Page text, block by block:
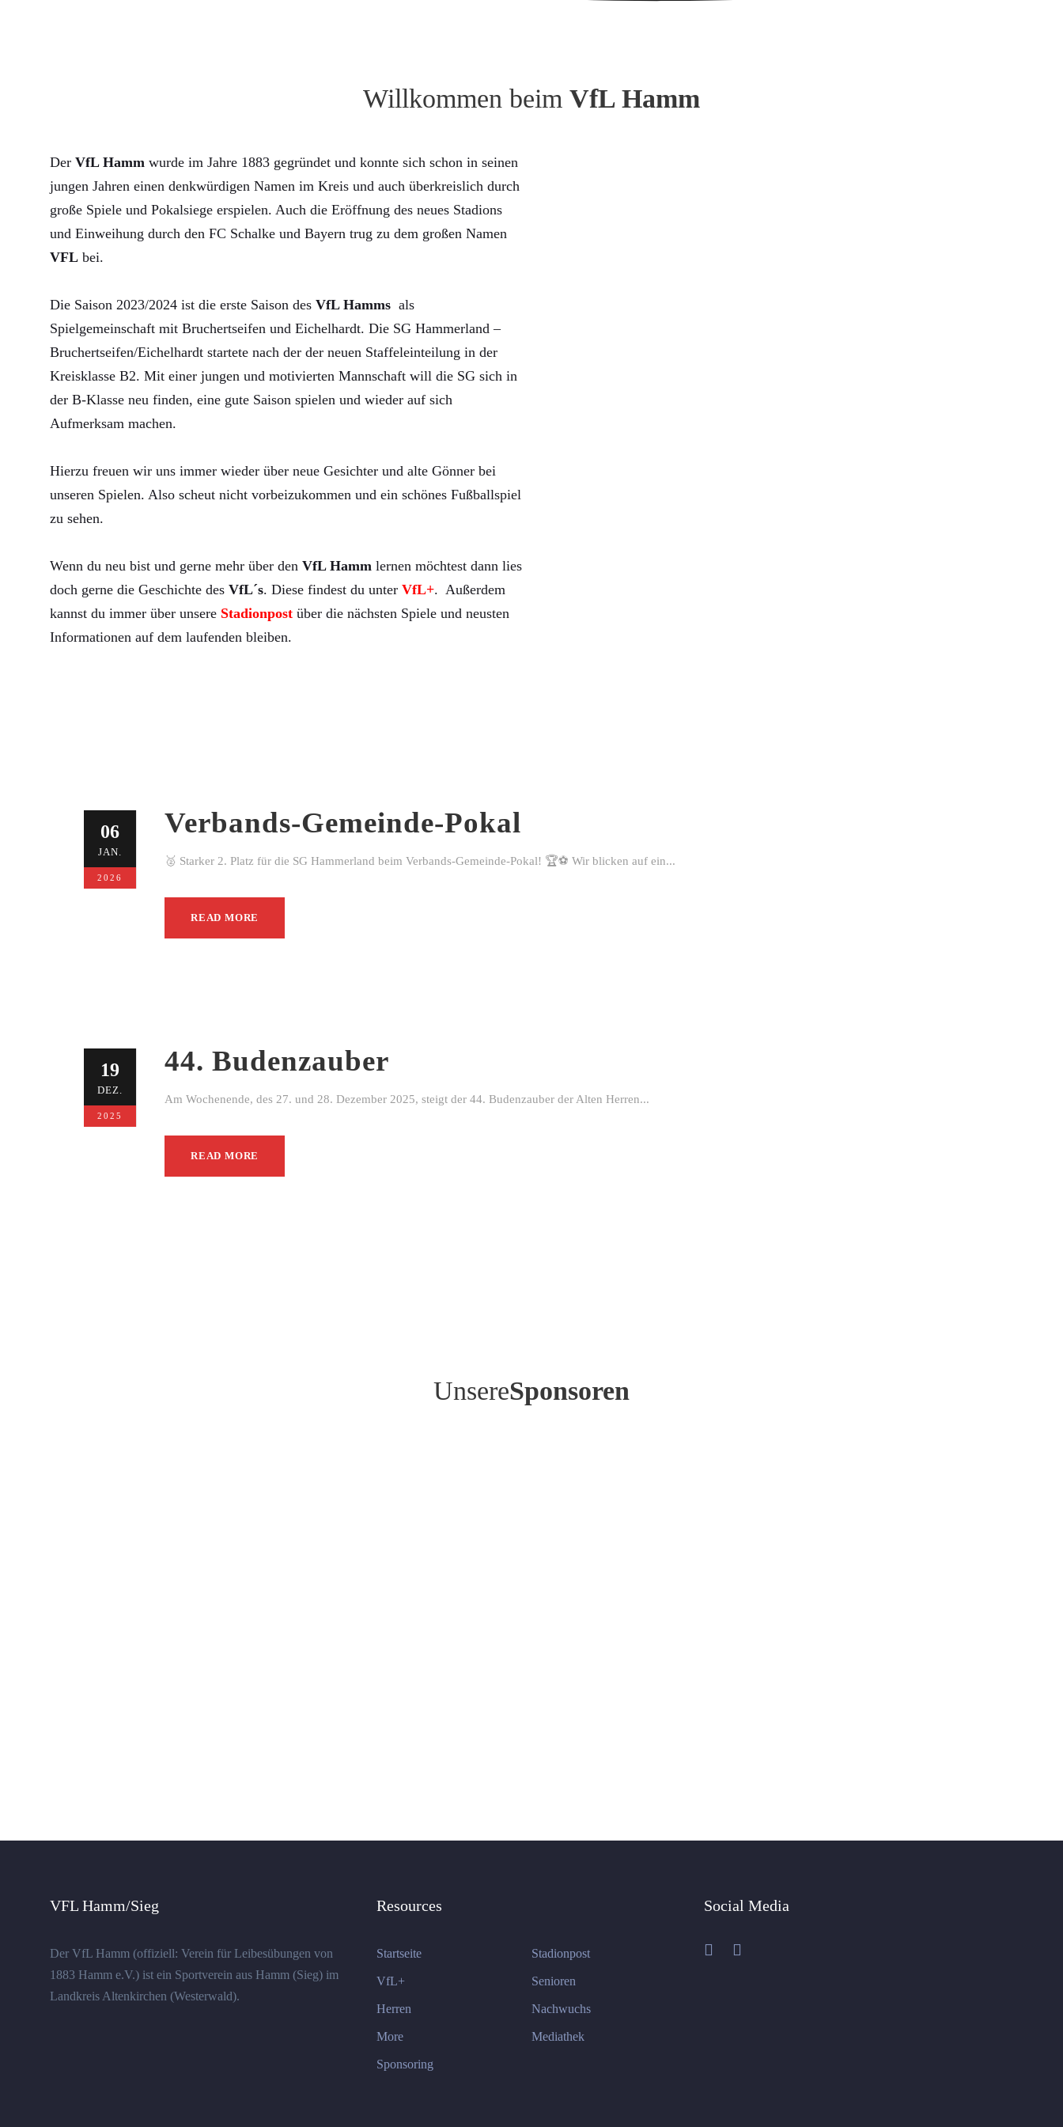
Willkommen beim VfL Hamm
Der VfL Hamm wurde im Jahre 1883 gegründet und konnte sich schon in seinen
jungen Jahren einen denkwürdigen Namen im Kreis und auch überkreislich durch
große Spiele und Pokalsiege erspielen. Auch die Eröffnung des neues Stadions
und Einweihung durch den FC Schalke und Bayern trug zu dem großen Namen
VFL bei.
Die Saison 2023/2024 ist die erste Saison des VfL Hamms als
Spielgemeinschaft mit Bruchertseifen und Eichelhardt. Die SG Hammerland –
Bruchertseifen/Eichelhardt startete nach der der neuen Staffeleinteilung in der
Kreisklasse B2. Mit einer jungen und motivierten Mannschaft will die SG sich in
der B-Klasse neu finden, eine gute Saison spielen und wieder auf sich
Aufmerksam machen.
Hierzu freuen wir uns immer wieder über neue Gesichter und alte Gönner bei
unseren Spielen. Also scheut nicht vorbeizukommen und ein schönes Fußballspiel
zu sehen.
Wenn du neu bist und gerne mehr über den VfL Hamm lernen möchtest dann lies
doch gerne die Geschichte des VfL´s. Diese findest du unter VfL+. Außerdem
kannst du immer über unsere Stadionpost über die nächsten Spiele und neusten
Informationen auf dem laufenden bleiben.
06
JAN.
2026
Verbands-Gemeinde-Pokal
🥈 Starker 2. Platz für die SG Hammerland beim Verbands-Gemeinde-Pokal! 🏆⚽ Wir blicken auf ein...
READ MORE
19
DEZ.
2025
44. Budenzauber
Am Wochenende, des 27. und 28. Dezember 2025, steigt der 44. Budenzauber der Alten Herren...
READ MORE
UnsereSponsoren
VFL Hamm/Sieg
Der VfL Hamm (offiziell: Verein für Leibesübungen von
1883 Hamm e.V.) ist ein Sportverein aus Hamm (Sieg) im
Landkreis Altenkirchen (Westerwald).
Resources
Startseite Stadionpost
VfL+ Senioren
Herren Nachwuchs
More Mediathek
Sponsoring
Social Media